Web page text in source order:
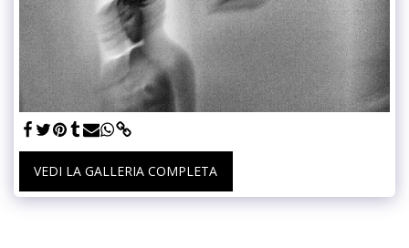
VEDI LA GALLERIA COMPLETA